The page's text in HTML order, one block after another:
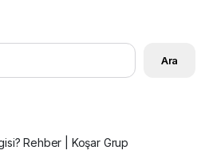
Ara
Rehber | Koşar Grup